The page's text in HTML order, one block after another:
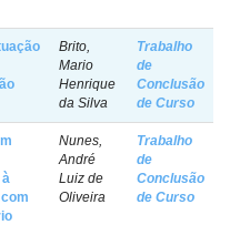
Brito,
Mario
Henrique
da Silva
Trabalho
de
Conclusão
de Curso
Nunes,
André
Luiz de
Oliveira
Trabalho
de
Conclusão
de Curso